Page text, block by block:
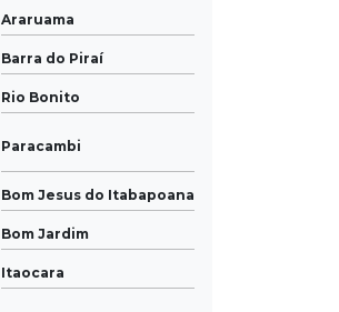
Araruama
Barra do Piraí
Rio Bonito
Paracambi
Bom Jesus do Itabapoana
Bom Jardim
Itaocara